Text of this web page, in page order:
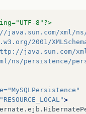
8"?>
java.sun.com/xml/
2001/
java.sun.com/
ns/persistence/
"MySQLPersistence"
"RESOURCE_LOCAL">